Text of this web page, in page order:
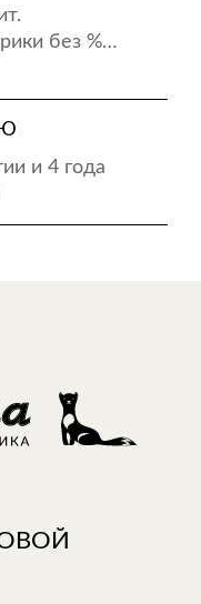
без %…
и 4 года